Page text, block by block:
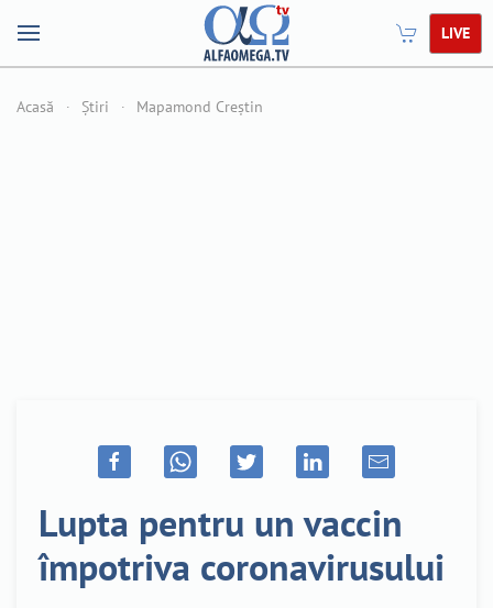
LIVE
Acasă Știri Mapamond Creștin
Lupta pentru un vaccin
împotriva coronavirusului